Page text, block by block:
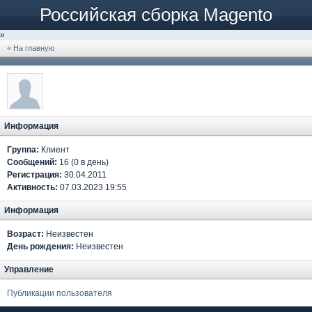
Российская сборка Magento
»
« На главную
Информация
Группа: Клиент
Сообщений: 16 (0 в день)
Регистрация: 30.04.2011
Активность: 07.03.2023 19:55
Информация
Возраст: Неизвестен
День рождения: Неизвестен
Управление
Публикации пользователя